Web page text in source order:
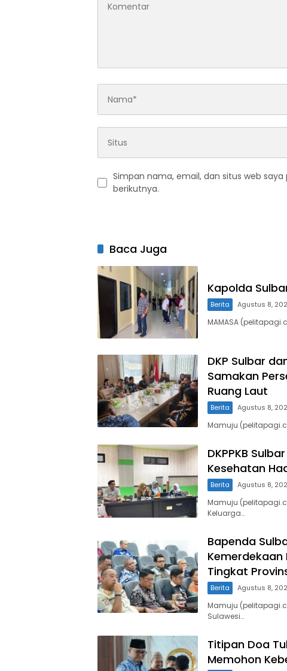
Simpan nama, email, dan situs web
berikutnya.
Baca Juga
Kapolda
Berita Agustus 8,
MAMASA
DKP Sulbar
Samakan
Ruang Laut
Berita Agustus 8,
Mamuju
DKPPKB
Kesehatan
Berita Agustus 8,
Mamuju
Keluarga…
Bapenda
Kemerdekaan
Tingkat
Berita Agustus 8,
Mamuju
Sulawesi…
Titipan Doa
Memohon